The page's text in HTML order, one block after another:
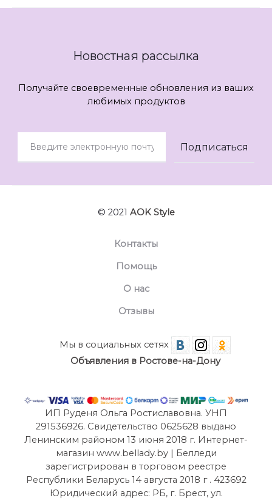
Новостная рассылка
Получайте своевременные обновления из ваших
любимых продуктов
© 2021 AOK Style
Контакты
Помощь
О нас
Отзывы
Мы в социальных сетях
Объявления в Ростове-на-Дону
ИП Руденя Ольга Ростиславовна. УНП
291536926. Свидетельство 0625628 выдано
Ленинским районом 13 июня 2018 г. Интернет-
магазин www.bellady.by | Белледи
зарегистрирован в торговом реестре
Республики Беларусь 14 августа 2018 г . 423692
Юридический адрес: РБ, г. Брест, ул.